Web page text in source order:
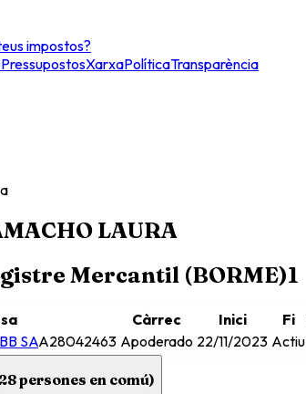
impostos?
PressupostosXarxaPolíticaTransparència
LAURA
Mercantil (BORME)1
Càrrec Inici Fi
SAA28042463 Apoderado 22/11/2023 Actiu
28persones en comú)